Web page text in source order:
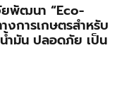
พัฒนา “Eco-
งการเกษตรสำหรับ
ำมัน ปลอดภัย เป็น